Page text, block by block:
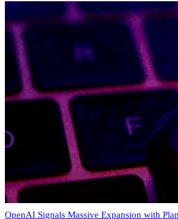
OpenAI Signals Massive Expansion with